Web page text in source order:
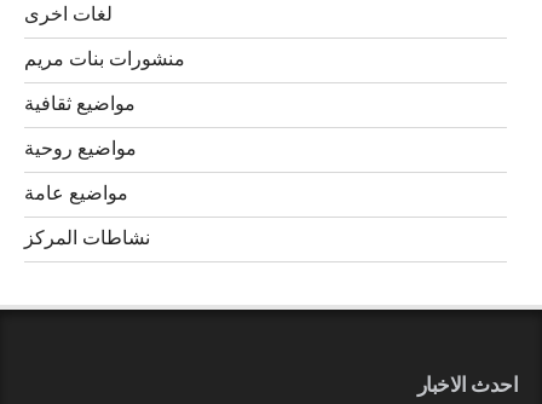
لغات اخرى
منشورات بنات مريم
مواضيع ثقافية
مواضيع روحية
مواضيع عامة
نشاطات المركز
احدث الاخبار